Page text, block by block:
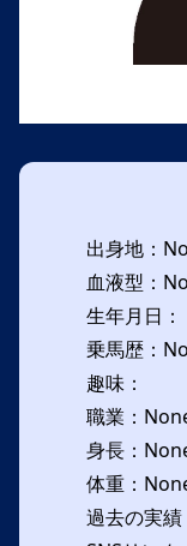
出身地：
血液型：
生年月日：
乗馬歴：
趣味：
職業：
身長：
体重：
過去の実績